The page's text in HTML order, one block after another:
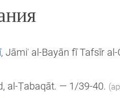
, Jāmiʿ al-Bayān fī Tafsīr al-
al-Ṭabaqāt. — 1/39-40.